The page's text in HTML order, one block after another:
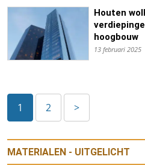
Houten
hoogbouw
13 februari 2025
1 2 >
MATERIALEN - UITGELICHT